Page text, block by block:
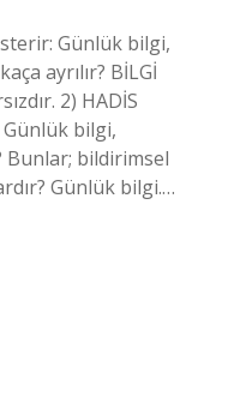
Günlük bilgi,
ayrılır? BİLGİ
2) HADİS
Günlük bilgi,
bildirimsel
Günlük bilgi.…